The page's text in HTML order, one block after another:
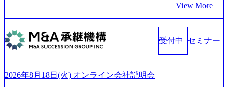
m/our-vision-production.appspot.com/public/images/202505021528
ンプレクス社は、FinTech領域に強みを持つITコンサルティ
ング会社で、NRI、NTTDATAと同じく世界のFinTech Ranki
ngsTop 100企業にも選出されている。ITコンサルティング、
特長 ビジネスへの深い理解を持つコンサルタントが集うXs
pearと、最先端テクノロジーに深い知見を持つシンプレクス
話 IoT社会の浸透、AIの加速等により半導体需要は世界中で
急伸長しており、それに伴い半導体製造装置の需要も伸長
中 https://storage.googleapis.com/our-vision-production.appspot.co
m/public/images/20260224131045_0fee4978-bb25-43a7-a367-542
6b95cd599_1200x543.webp https://storage.googleapis.com/our-visi
cb8-329e-4a45-a8f5-73d9728b2cd7_1200x486.webp https://storag
e.googleapis.com/our-vision-production.appspot.com/public/image
View More
受付中 セミナー
2026年8月18日(火) オンライン会社説明会